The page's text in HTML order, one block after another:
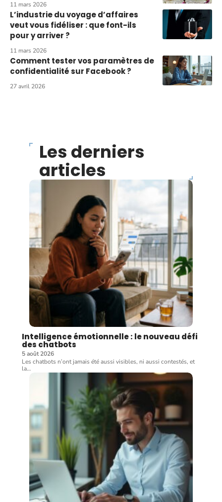
11 mars 2026
L’industrie du voyage d’affaires
veut vous fidéliser : que font-ils
pour y arriver ?
11 mars 2026
Comment tester vos paramètres de
confidentialité sur Facebook ?
27 avril 2026
Les derniers
articles
Intelligence émotionnelle : le nouveau défi
des chatbots
5 août 2026
Les chatbots n’ont jamais été aussi visibles, ni aussi contestés, et
la…